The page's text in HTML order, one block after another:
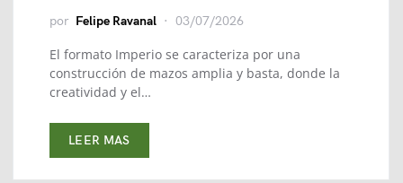
por Felipe Ravanal 03/07/2026
El formato Imperio se caracteriza por una
construcción de mazos amplia y basta, donde la
creatividad y el…
LEER MAS